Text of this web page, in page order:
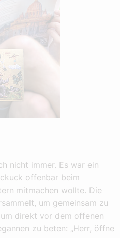
nicht immer. Es war ein
offenbar beim
mitmachen wollte. Die
um gemeinsam zu
direkt vor dem offenen
zu beten: „Herr, öffne